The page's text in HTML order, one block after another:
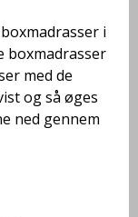
i
boxmadrasser
med de
og så øges
ned gennem